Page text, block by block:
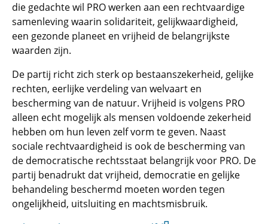
die gedachte wil PRO werken aan een rechtvaardige
samenleving waarin solidariteit, gelijkwaardigheid,
een gezonde planeet en vrijheid de belangrijkste
waarden zijn.
De partij richt zich sterk op bestaanszekerheid, gelijke
rechten, eerlijke verdeling van welvaart en
bescherming van de natuur. Vrijheid is volgens PRO
alleen echt mogelijk als mensen voldoende zekerheid
hebben om hun leven zelf vorm te geven. Naast
sociale rechtvaardigheid is ook de bescherming van
de democratische rechtsstaat belangrijk voor PRO. De
partij benadrukt dat vrijheid, democratie en gelijke
behandeling beschermd moeten worden tegen
ongelijkheid, uitsluiting en machtsmisbruik.